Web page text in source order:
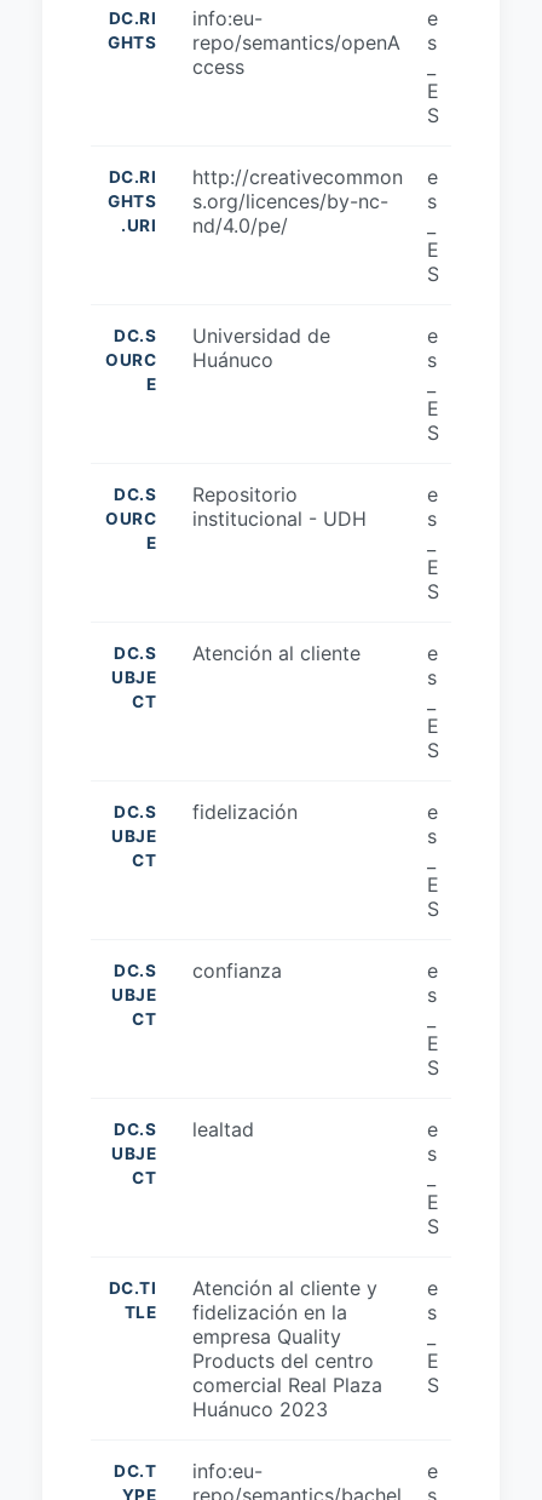
DC.RI
GHTS
info:eu-
repo/semantics/openA
ccess
e
s
E
S
DC.RI
GHTS
.URI
http://creativecommon
s.org/licences/by-nc-
nd/4.0/pe/
e
s
E
S
DC.S
OURC
E
Universidad de
Huánuco
e
s
E
S
DC.S
OURC
E
Repositorio
institucional - UDH
e
s
E
S
DC.S
UBJE
CT
Atención al cliente
e
s
E
S
DC.S
UBJE
CT
fidelización
e
s
E
S
DC.S
UBJE
CT
confianza
e
s
E
S
DC.S
UBJE
CT
lealtad
e
s
E
S
DC.TI
TLE
Atención al cliente y
fidelización en la
empresa Quality
Products del centro
comercial Real Plaza
Huánuco 2023
e
s
E
S
DC.T
YPE
info:eu-
repo/semantics/bachel
e
s